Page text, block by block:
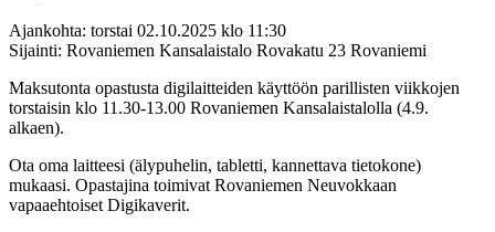
Ajankohta: torstai 02.10.2025 klo 11:30
Sijainti: Rovaniemen Kansalaistalo Rovakatu 23 Rovaniemi
Maksutonta opastusta digilaitteiden käyttöön parillisten viikkojen
torstaisin klo 11.30-13.00 Rovaniemen Kansalaistalolla (4.9.
alkaen).
Ota oma laitteesi (älypuhelin, tabletti, kannettava tietokone)
mukaasi. Opastajina toimivat Rovaniemen Neuvokkaan
vapaaehtoiset Digikaverit.